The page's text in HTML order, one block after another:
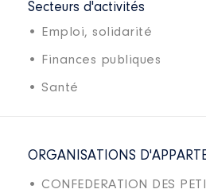
Secteurs d'activités
• Emploi, solidarité
• Finances publiques
• Santé
ORGANISATIONS
• CONFEDERATION DES